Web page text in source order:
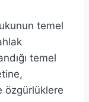
temel
temel
özgürlüklere